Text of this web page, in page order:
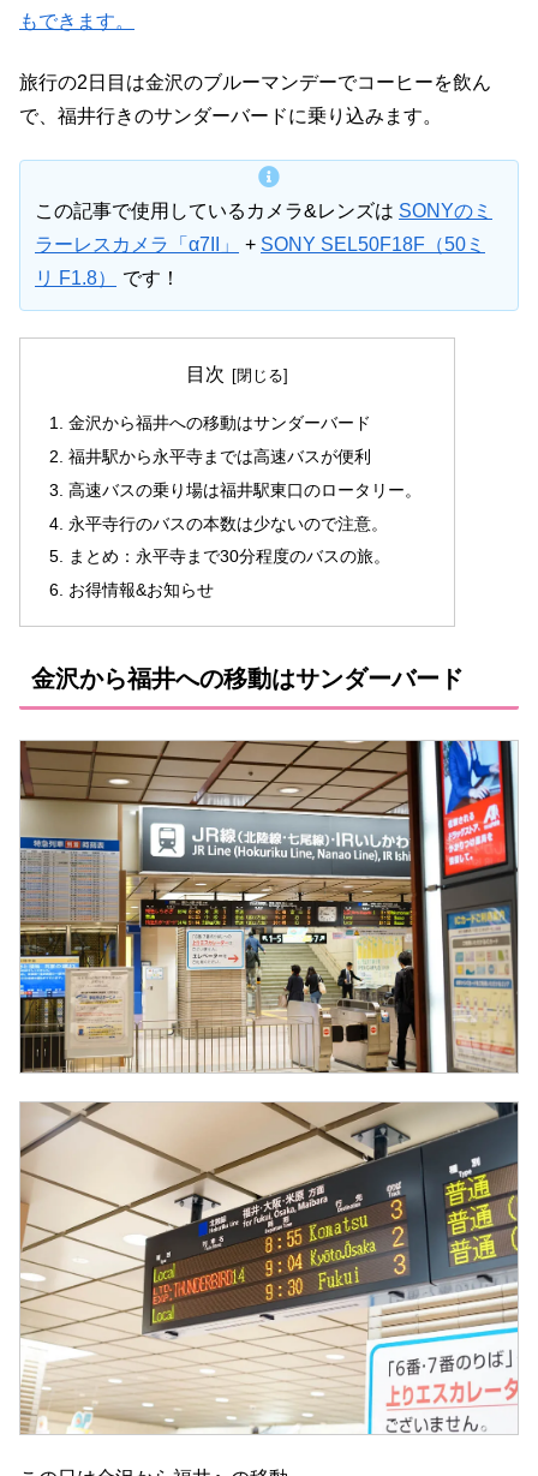
もできます。
旅行の2日目は金沢のブルーマンデーでコーヒーを飲ん
で、福井行きのサンダーバードに乗り込みます。
この記事で使用しているカメラ&レンズは SONYのミ
ラーレスカメラ「α7II」
+ SONY SEL50F18F（50ミ
リ F1.8）
です！
目次
金沢から福井への移動はサンダーバード
福井駅から永平寺までは高速バスが便利
高速バスの乗り場は福井駅東口のロータリー。
永平寺行のバスの本数は少ないので注意。
まとめ：永平寺まで30分程度のバスの旅。
お得情報&お知らせ
金沢から福井への移動はサンダーバード